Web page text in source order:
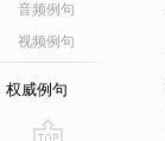
音频例句
视频例句
权威例句